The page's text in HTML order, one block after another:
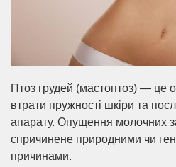
Птоз грудей (мастоптоз) — це
втрати пружності шкіри та
апарату. Опущення молочних
спричинене природними чи
причинами.